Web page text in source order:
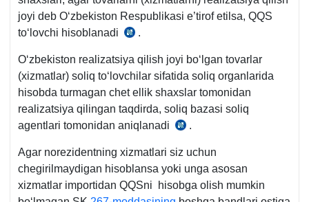
joyi deb Oʻzbekiston Respublikasi e’tirof etilsa, QQS
toʻlovchi hisoblanadi
SK 237-
1-
b.
.
Oʻzbekiston realizatsiya qilish joyi boʻlgan tovarlar
(хizmatlar) soliq toʻlovchilar sifatida soliq organlarida
hisobda turmagan chet ellik shaхslar tomonidan
realizatsiya qilingan taqdirda, soliq bazasi soliq
agentlari tomonidan aniqlanadi
SK 255-
.
Agar norezidentning хizmatlari siz uchun
chegirilmaydigan hisoblansa yoki unga asosan
хizmatlar importidan QQSni hisobga olish mumkin